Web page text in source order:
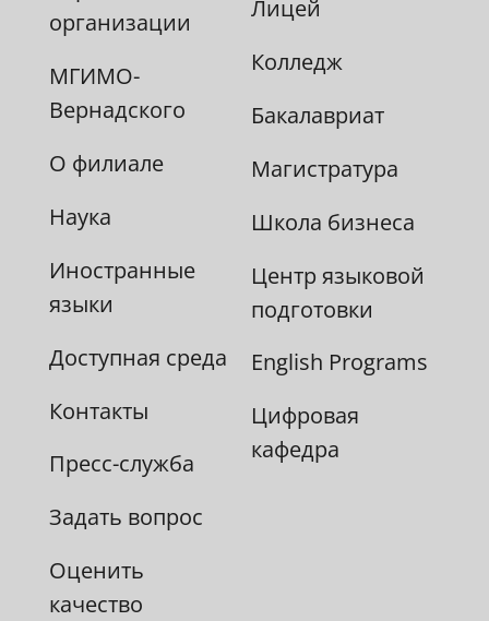
организации
МГИМО-
Вернадского
О филиале
Наука
Иностранные
языки
Доступная среда
Контакты
Пресс-служба
Задать вопрос
Оценить
качество
Лицей
Колледж
Бакалавриат
Магистратура
Школа бизнеса
Центр языковой
подготовки
English Programs
Цифровая
кафедра